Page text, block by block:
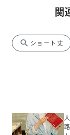
関
search ショート丈